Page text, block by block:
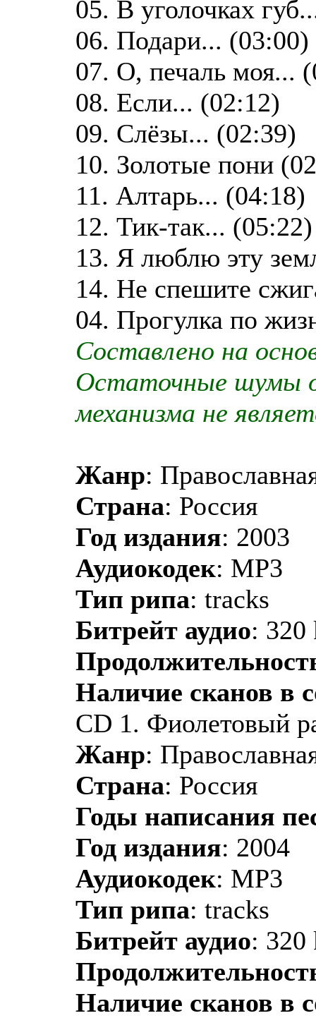
05. В уголочках
06. Подари... (03:00)
07. О, печаль моя...
08. Если... (02:12)
09. Слёзы... (02:39)
10. Золотые пони
11. Алтарь... (04:18)
12. Тик-так... (05:22)
13. Я люблю эту
14. Не спешите
04. Прогулка по
Составлено на
Остаточные шумы
механизма не
Жанр:
Страна: Россия
Год издания: 2003
Аудиокодек: MP3
Тип рипа: tracks
Битрейт аудио: 320
Наличие сканов в
CD 1. Фиолетовый
Жанр:
Страна: Россия
Годы написания
Год издания: 2004
Аудиокодек: MP3
Тип рипа: tracks
Битрейт аудио: 320
Наличие сканов в